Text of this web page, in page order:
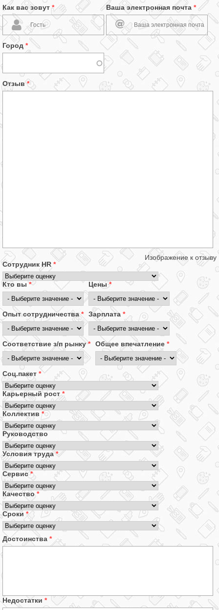
Как вас зовут * Ваша электронная почта *
Город *
Отзыв*
Изображение к отзыву
Сотрудник HR *
Кто вы* Цены*
Опыт сотрудничества* Зарплата *
Соответствие з/п рынку * Общее впечатление *
Соц.пакет *
Карьерный рост*
Коллектив *
Руководство
Условия труда*
Сервис*
Качество*
Сроки *
Достоинства *
Недостатки *